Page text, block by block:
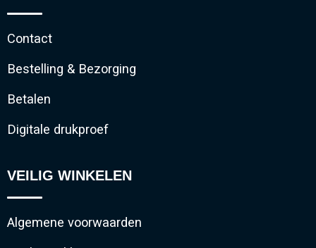
Contact
Bestelling & Bezorging
Betalen
Digitale drukproef
VEILIG WINKELEN
Algemene voorwaarden